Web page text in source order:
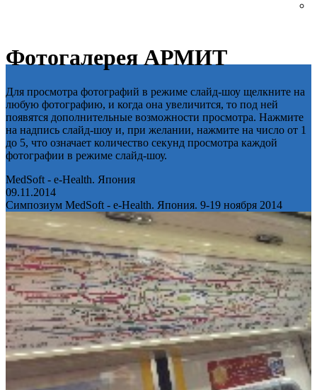
Фотогалерея АРМИТ
Для просмотра фотографий в режиме слайд-шоу щелкните на
любую фотографию, и когда она увеличится, то под ней
появятся дополнительные возможности просмотра. Нажмите
на надпись слайд-шоу и, при желании, нажмите на число от 1
до 5, что означает количество секунд просмотра каждой
фотографии в режиме слайд-шоу.
MedSoft - e-Health. Япония
09.11.2014
Симпозиум MedSoft - e-Health. Япония. 9-19 ноября 2014